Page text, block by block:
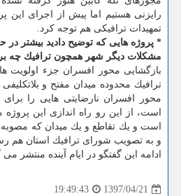
رایزنی هستیم اما پیش از اجرای این
تمهیدات ترافیكی هم توجه كرد.
* پروژه هایی كه توضیح دادید بیشتر
مشكلات دیگر شهر همچون ترافیك چه
بازگشایی محور افسران جزء اولویت
ترافیك محدوده میدان مفتح و
محور افسران نارضایتی هایی را برای
است، از این رو راه اندازی این
است و یك تقاطع و یك میدان كه
و به تصویب شورای ترافیك استان هم
ادامه این گفتگو در ایام آینده منتشر می
1397/04/21
19:49:43